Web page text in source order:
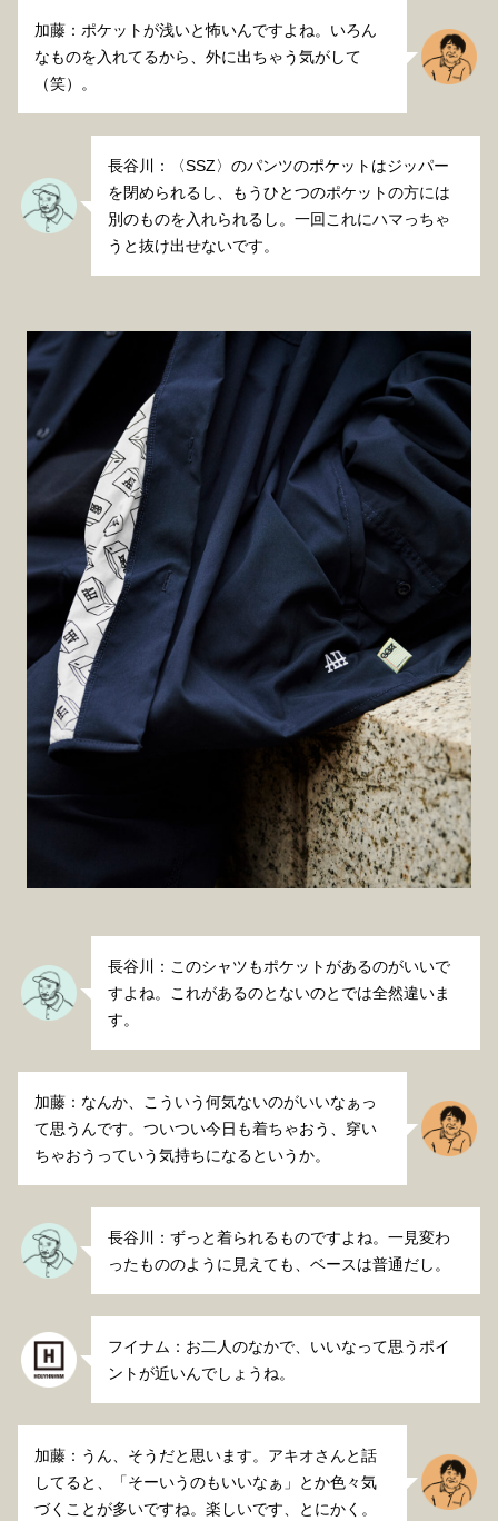
加藤：ポケットが浅いと怖いんですよね。いろん
なものを入れてるから、外に出ちゃう気がして
（笑）。
長谷川：〈SSZ〉のパンツのポケットはジッパー
を閉められるし、もうひとつのポケットの方には
別のものを入れられるし。一回これにハマっちゃ
うと抜け出せないです。
長谷川：このシャツもポケットがあるのがいいで
すよね。これがあるのとないのとでは全然違いま
す。
加藤：なんか、こういう何気ないのがいいなぁっ
て思うんです。ついつい今日も着ちゃおう、穿い
ちゃおうっていう気持ちになるというか。
長谷川：ずっと着られるものですよね。一見変わ
ったもののように見えても、ベースは普通だし。
フイナム：お二人のなかで、いいなって思うポイ
ントが近いんでしょうね。
加藤：うん、そうだと思います。アキオさんと話
してると、「そーいうのもいいなぁ」とか色々気
づくことが多いですね。楽しいです、とにかく。